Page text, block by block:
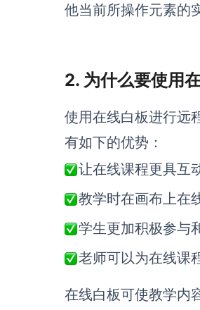
他当前所操作元素的
2. 为什么要使用
使用在线白板进行远
有如下的优势：
让在线课程更具互
教学时在画布上在
学生更加积极参与
老师可以为在线课
在线白板可使教学内